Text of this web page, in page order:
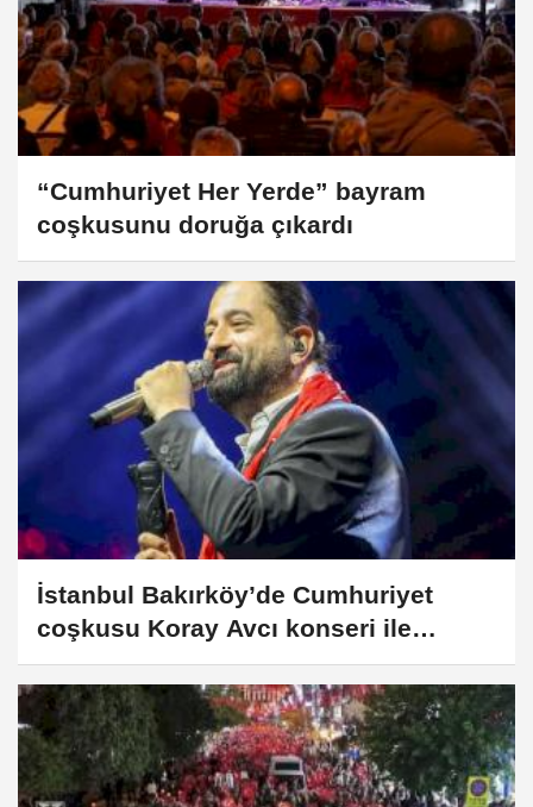
“Cumhuriyet Her Yerde” bayram
coşkusunu doruğa çıkardı
İstanbul Bakırköy’de Cumhuriyet
coşkusu Koray Avcı konseri ile
taçlandı